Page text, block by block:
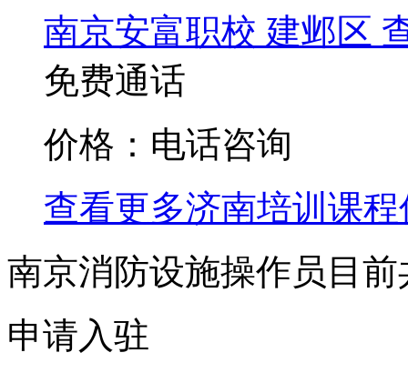
南京安富职校 建邺区
免费通话
价格：电话咨询
查看更多济南培训课程
南京消防设施操作员目
申请入驻